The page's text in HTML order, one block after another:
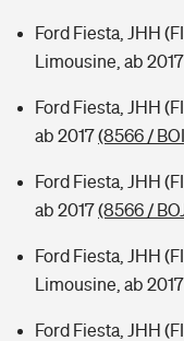
Ford Fiesta, JHH
Limousine, ab 2017
Ford Fiesta, JHH
ab 2017(8566 /
Ford Fiesta, JHH
ab 2017(8566 /
Ford Fiesta, JHH
Limousine, ab 2017
Ford Fiesta, JHH